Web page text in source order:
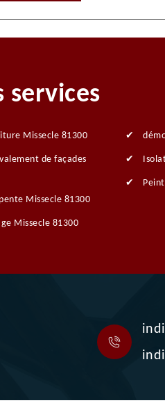
services
Missecle 81300
de façades
Missecle 81300
Missecle 81300